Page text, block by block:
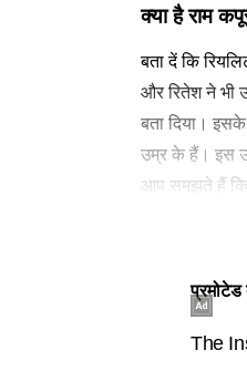
क्या है राम
बता दें कि
और रितेश ने भी
बता दिया।
उम्र के हैं। इस
आप समझते हैं कि
लेटेस्ट